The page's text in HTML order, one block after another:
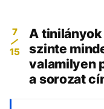
7
15
A
szinte
valamilyen
a sorozat